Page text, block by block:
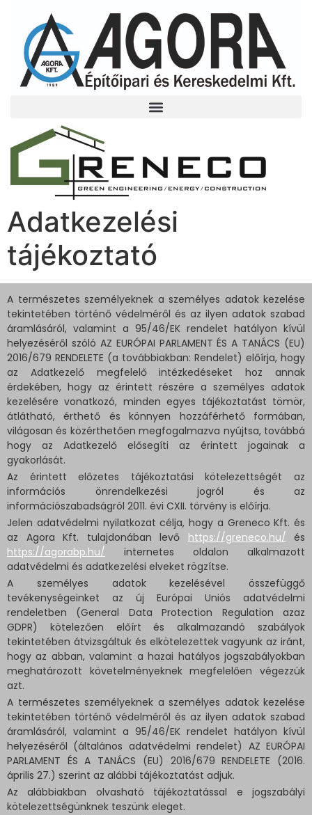
Adatkezelési
tájékoztató
A természetes személyeknek a személyes adatok kezelése
tekintetében történő védelméről és az ilyen adatok szabad
áramlásáról, valamint a 95/46/EK rendelet hatályon kívül
helyezéséről szóló AZ EURÓPAI PARLAMENT ÉS A TANÁCS (EU)
2016/679 RENDELETE (a továbbiakban: Rendelet) előírja, hogy
az Adatkezelő megfelelő intézkedéseket hoz annak
érdekében, hogy az érintett részére a személyes adatok
kezelésére vonatkozó, minden egyes tájékoztatást tömör,
átlátható, érthető és könnyen hozzáférhető formában,
világosan és közérthetően megfogalmazva nyújtsa, továbbá
hogy az Adatkezelő elősegíti az érintett jogainak a
gyakorlását.
Az érintett előzetes tájékoztatási kötelezettségét az
információs önrendelkezési jogról és az
információszabadságról 2011. évi CXII. törvény is előírja.
Jelen adatvédelmi nyilatkozat célja, hogy a Greneco Kft. és
az Agora Kft. tulajdonában levő https://greneco.hu/ és
https://agorabp.hu/ internetes oldalon alkalmazott
adatvédelmi és adatkezelési elveket rögzítse.
A személyes adatok kezelésével összefüggő
tevékenységeinket az új Európai Uniós adatvédelmi
rendeletben (General Data Protection Regulation azaz
GDPR) kötelezően előírt és alkalmazandó szabályok
tekintetében átvizsgáltuk és elkötelezettek vagyunk az iránt,
hogy az abban, valamint a hazai hatályos jogszabályokban
meghatározott követelményeknek megfelelően végezzük
azt.
A természetes személyeknek a személyes adatok kezelése
tekintetében történő védelméről és az ilyen adatok szabad
áramlásáról, valamint a 95/46/EK rendelet hatályon kívül
helyezéséről (általános adatvédelmi rendelet) AZ EURÓPAI
PARLAMENT ÉS A TANÁCS (EU) 2016/679 RENDELETE (2016.
április 27.) szerint az alábbi tájékoztatást adjuk.
Az alábbiakban olvasható tájékoztatással e jogszabályi
kötelezettségünknek teszünk eleget.